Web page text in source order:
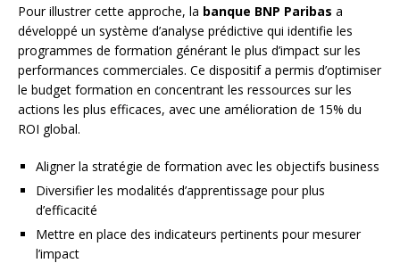
Pour illustrer cette approche, la banque BNP Paribas a
développé un système d’analyse prédictive qui identifie les
programmes de formation générant le plus d’impact sur les
performances commerciales. Ce dispositif a permis d’optimiser
le budget formation en concentrant les ressources sur les
actions les plus efficaces, avec une amélioration de 15% du
ROI global.
Aligner la stratégie de formation avec les objectifs business
Diversifier les modalités d’apprentissage pour plus
d’efficacité
Mettre en place des indicateurs pertinents pour mesurer
l’impact